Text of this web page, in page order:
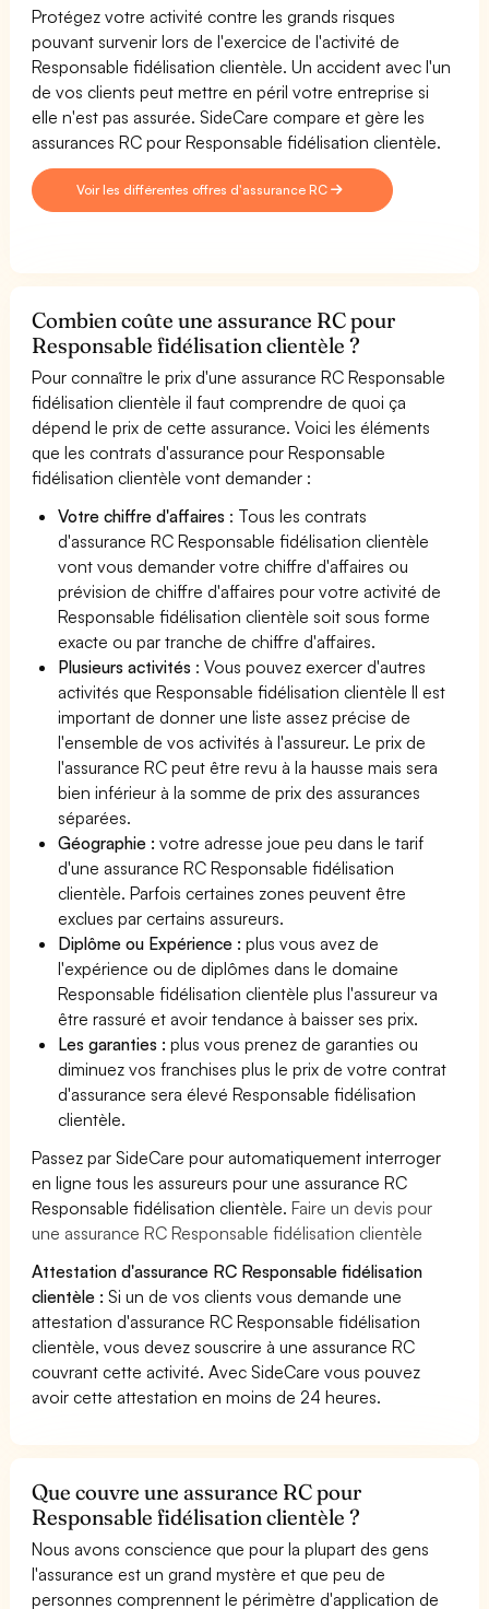
Protégez votre activité contre les grands risques
pouvant survenir lors de l'exercice de l'activité de
Responsable fidélisation clientèle. Un accident avec l'un
de vos clients peut mettre en péril votre entreprise si
elle n'est pas assurée. SideCare compare et gère les
assurances RC pour Responsable fidélisation clientèle.
Voir les différentes offres d'assurance RC
Combien coûte une assurance RC pour
Responsable fidélisation clientèle ?
Pour connaître le prix d'une assurance RC Responsable
fidélisation clientèle il faut comprendre de quoi ça
dépend le prix de cette assurance. Voici les éléments
que les contrats d'assurance pour Responsable
fidélisation clientèle vont demander :
Votre chiffre d'affaires : Tous les contrats
d'assurance RC Responsable fidélisation clientèle
vont vous demander votre chiffre d'affaires ou
prévision de chiffre d'affaires pour votre activité de
Responsable fidélisation clientèle soit sous forme
exacte ou par tranche de chiffre d'affaires.
Plusieurs activités : Vous pouvez exercer d'autres
activités que Responsable fidélisation clientèle Il est
important de donner une liste assez précise de
l'ensemble de vos activités à l'assureur. Le prix de
l'assurance RC peut être revu à la hausse mais sera
bien inférieur à la somme de prix des assurances
séparées.
Géographie :votre adresse joue peu dans le tarif
d'une assurance RC Responsable fidélisation
clientèle. Parfois certaines zones peuvent être
exclues par certains assureurs.
Diplôme ou Expérience :plus vous avez de
l'expérience ou de diplômes dans le domaine
Responsable fidélisation clientèle plus l'assureur va
être rassuré et avoir tendance à baisser ses prix.
Les garanties :plus vous prenez de garanties ou
diminuez vos franchises plus le prix de votre contrat
d'assurance sera élevé Responsable fidélisation
clientèle.
Passez par SideCare pour automatiquement interroger
en ligne tous les assureurs pour une assurance RC
Responsable fidélisation clientèle.Faire un devis pour
une assurance RC Responsable fidélisation clientèle
Attestation d'assurance RC Responsable fidélisation
clientèle : Si un de vos clients vous demande une
attestation d'assurance RC Responsable fidélisation
clientèle, vous devez souscrire à une assurance RC
couvrant cette activité. Avec SideCare vous pouvez
avoir cette attestation en moins de 24 heures.
Que couvre une assurance RC pour
Responsable fidélisation clientèle ?
Nous avons conscience que pour la plupart des gens
l'assurance est un grand mystère et que peu de
personnes comprennent le périmètre d'application de